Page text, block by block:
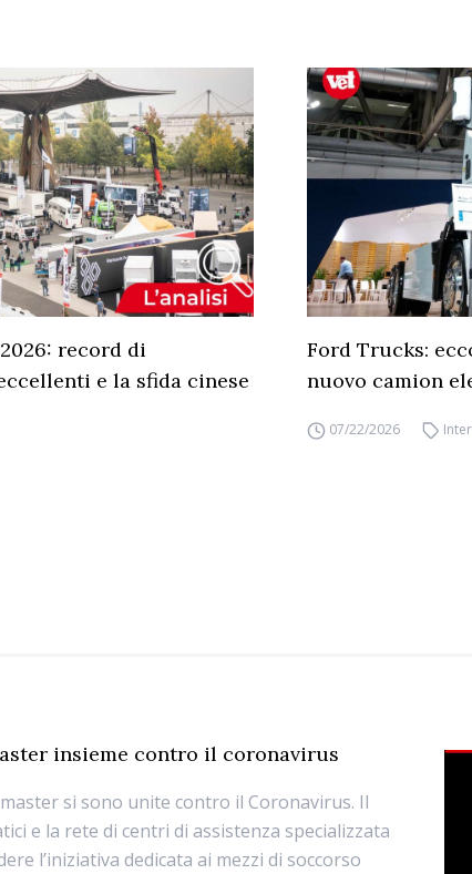
record di
e la sfida cinese
Ford Trucks:
nuovo camion
07/22/2026
insieme contro il coronavirus
si sono unite contro il Coronavirus. Il
e la rete di centri di assistenza specializzata
l’iniziativa dedicata ai mezzi di soccorso